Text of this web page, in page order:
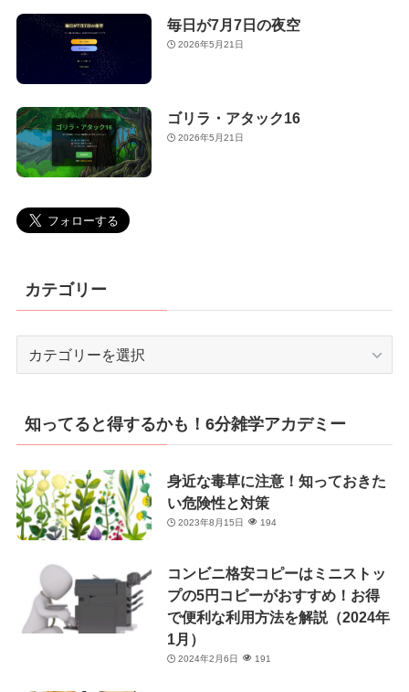
毎日が7月7日の夜空
2026年5月21日
ゴリラ・アタック16
2026年5月21日
カテゴリー
リ
ー
知ってると得するかも！6分雑学アカデミー
身近な毒草に注意！知っておきた
い危険性と対策
2023年8月15日 194
コンビニ格安コピーはミニストッ
プの5円コピーがおすすめ！お得
で便利な利用方法を解説（2024年
1月）
2024年2月6日 191